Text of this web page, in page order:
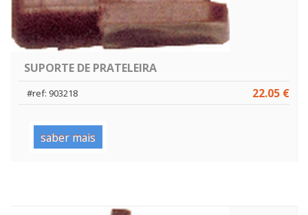
SUPORTE DE PRATELEIRA
22.05 €
#ref: 903218
saber mais